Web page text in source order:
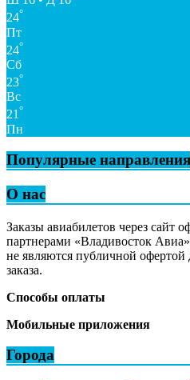
24°
Пт
24°
Сб
23°
Вс
21°
Пн
Популярные направления
О нас
Заказы авиабилетов через сайт
партнерами «Владивосток
не являются публичной
заказа.
Способы оплаты
Мобильные приложения
Города